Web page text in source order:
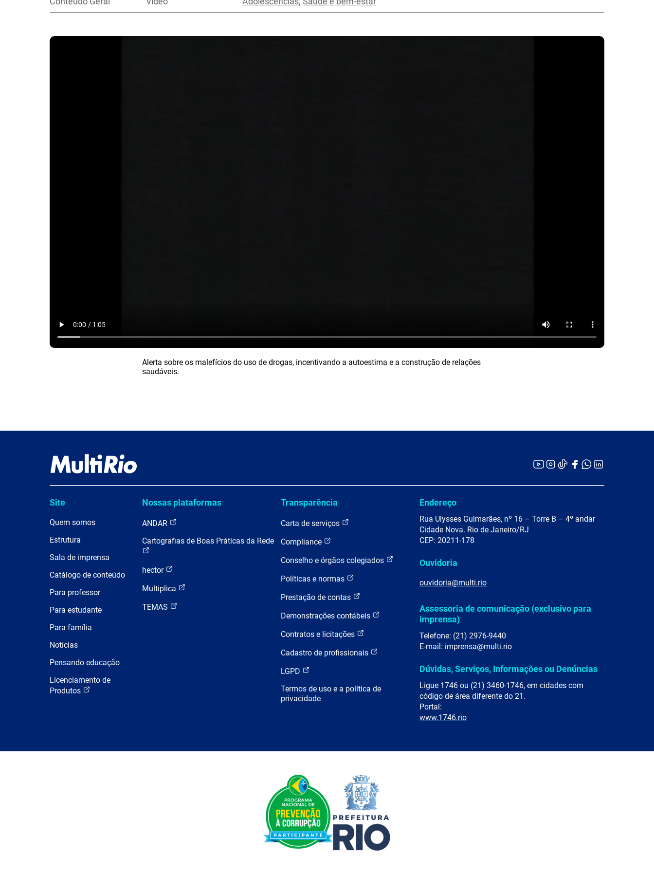
Alerta sobre os malefícios do uso de drogas, incentivando a autoestima e a construção de relações
saudáveis.
Site
Quem somos
Estrutura
Sala de imprensa
Catálogo de conteúdo
Para professor
Para estudante
Para família
Notícias
Pensando educação
Licenciamento de
Produtos
Nossas plataformas
ANDAR
Cartografias de Boas Práticas da Rede
hector
Multiplica
TEMAS
Transparência
Carta de serviços
Compliance
Conselho e órgãos colegiados
Políticas e normas
Prestação de contas
Demonstrações contábeis
Contratos e licitações
Cadastro de profissionais
LGPD
Termos de uso e a política de
privacidade
Endereço
Rua Ulysses Guimarães, nº 16 – Torre B – 4º andar
Cidade Nova. Rio de Janeiro/RJ
CEP: 20211-178
Ouvidoria
ouvidoria@multi.rio
Assessoria de comunicação (exclusivo para
imprensa)
Telefone: (21) 2976-9440
E-mail: imprensa@multi.rio
Dúvidas, Serviços, Informações ou Denúncias
Ligue 1746 ou (21) 3460-1746, em cidades com
código de área diferente do 21.
Portal:
www.1746.rio